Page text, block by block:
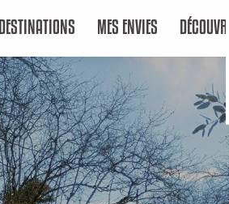
DESTINATIONS MES ENVIES DÉCOUVRIR